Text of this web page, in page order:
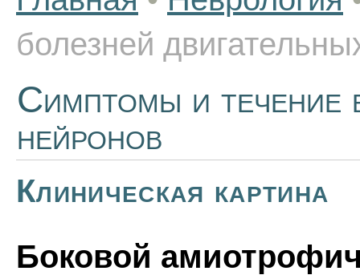
болезней
Симптомы и течение
нейронов
Клиническая картина
Боковой